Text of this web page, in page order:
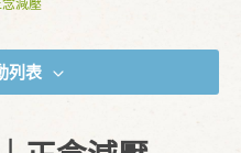
減壓
列表